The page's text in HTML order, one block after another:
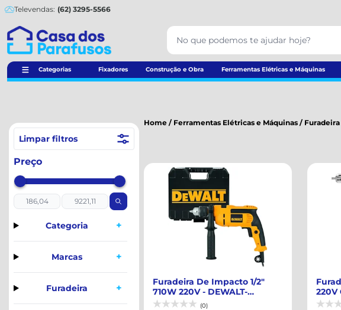
Televendas: (62) 3295-5566
Categorias Fixadores Construção e Obra Ferramentas Elétricas e Máquinas
Limpar filtros
Preço
Categoria +
Marcas +
Furadeira +
Home / Ferramentas Elétricas e Máquinas / Furadeira
Furadeira De Impacto 1/2"
710W 220V - DEWALT-
DWD502KB2
(0)
220V